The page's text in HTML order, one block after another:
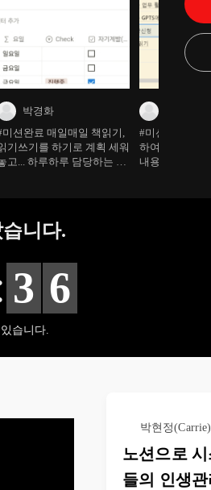
박경화
미션완료 매일매일 책읽기,
기쓰기를 하기로 계획 세워
고... 하루하루 담당하는 일
....
#미션완료 인공
하여 업무에 활
내용 GPTS에
니다.
3 4
습니다.
박현정(Carrie)
노션으로
들의 인생관